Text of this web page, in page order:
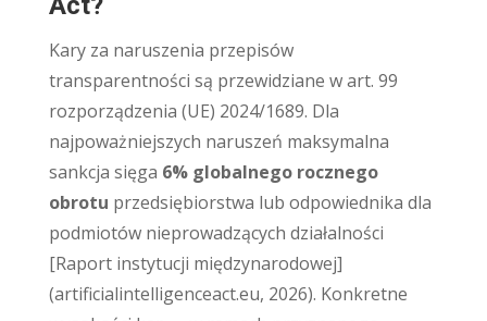
Kary za naruszenia przepisów
transparentności są przewidziane w art. 99
rozporządzenia (UE) 2024/1689. Dla
najpoważniejszych naruszeń maksymalna
sankcja sięga 6% globalnego rocznego
obrotu przedsiębiorstwa lub odpowiednika dla
podmiotów nieprowadzących działalności
[Raport instytucji międzynarodowej]
(artificialintelligenceact.eu, 2026). Konkretne